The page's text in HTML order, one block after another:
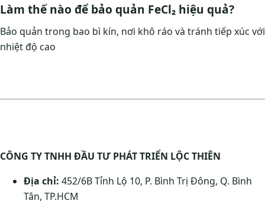
Làm thế nào để bảo quản FeCl₂ hiệu quả?
Bảo quản trong bao bì kín, nơi khô ráo và tránh tiếp xúc với
nhiệt độ cao
CÔNG TY TNHH ĐẦU TƯ PHÁT TRIỂN LỘC THIÊN
Địa chỉ: 452/6B Tỉnh Lộ 10, P. Bình Trị Đông, Q. Bình
Tân, TP.HCM